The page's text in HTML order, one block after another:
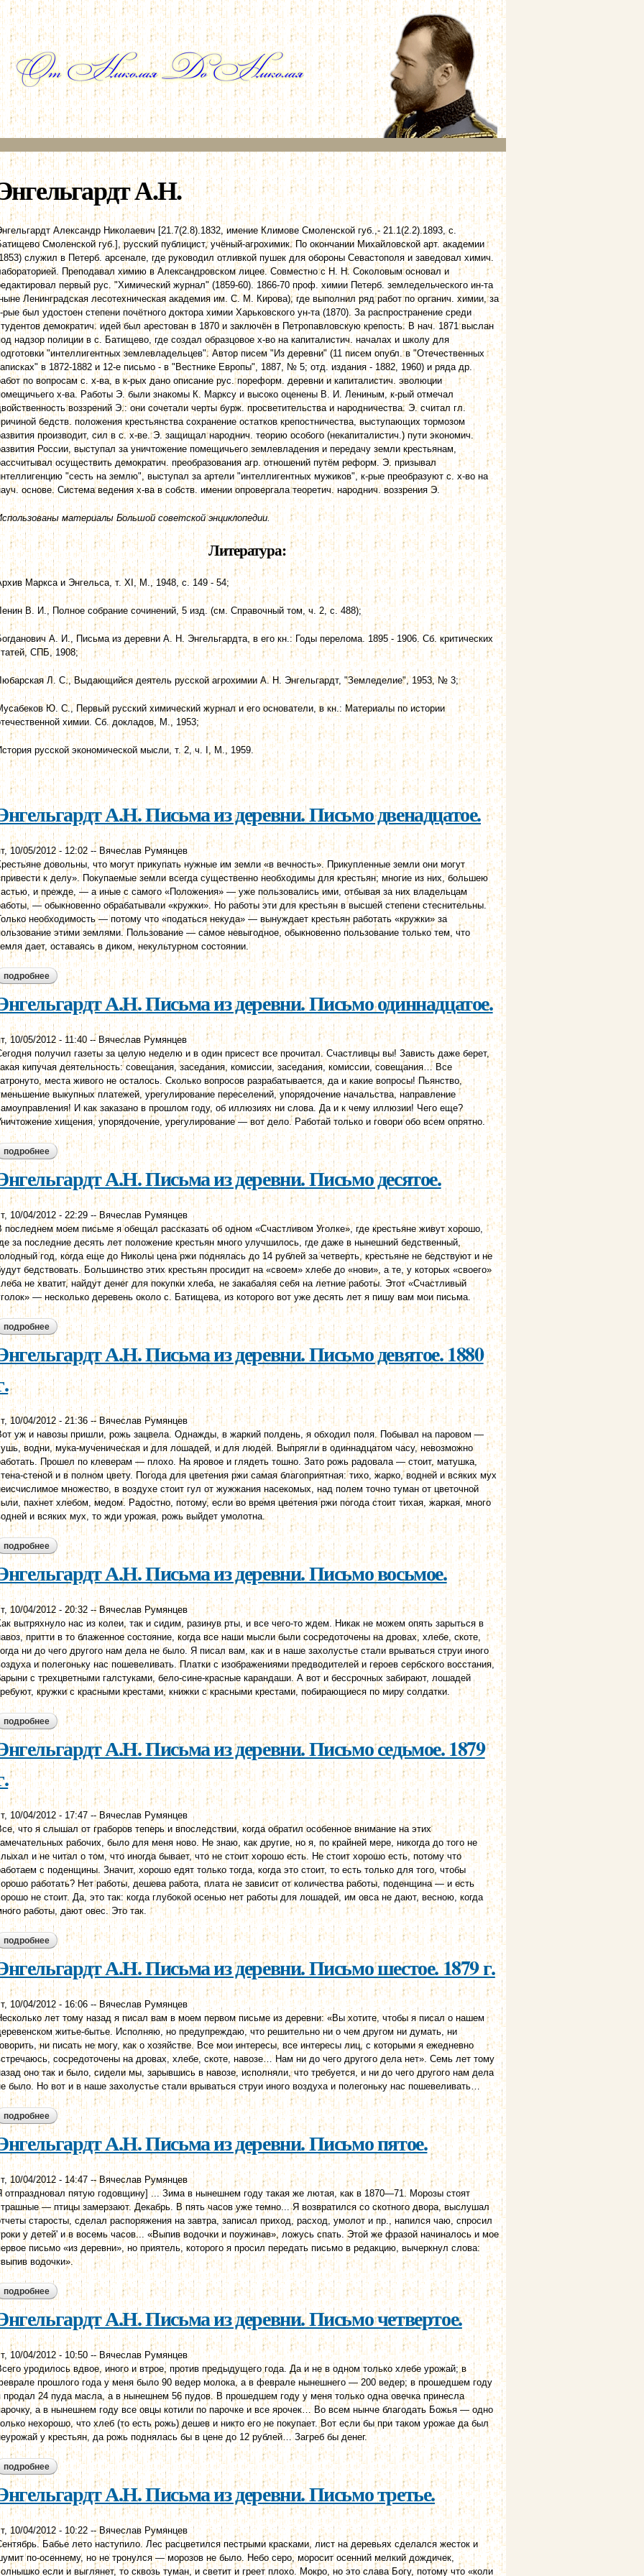
Перейти к
основному
содержанию
А.Н.
Александр Николаевич [21.7(2.8).1832, имение Климове Смоленской губ.,- 21.1(2.2).1893, с.
Смоленской губ.], русский публицист, учёный-агрохимик. По окончании Михайловской арт. академии
служил в Петерб. арсенале, где руководил отливкой пушек для обороны Севастополя и заведовал химич.
Преподавал химию в Александровском лицее. Совместно с Н. Н. Соколовым основал и
первый рус. "Химический журнал" (1859-60). 1866-70 проф. химии Петерб. земледельческого ин-та
Ленинградская лесотехническая академия им. С. М. Кирова), где выполнил ряд работ по органич. химии, за
рые был удостоен степени почётного доктора химии Харьковского ун-та (1870). За распространение среди
демократич. идей был арестован в 1870 и заключён в Петропавловскую крепость. В нач. 1871 выслан
надзор полиции в с. Батищево, где создал образцовое х-во на капиталистич. началах и школу для
"интеллигентных землевладельцев". Автор писем "Из деревни" (11 писем опубл. в "Отечественных
в 1872-1882 и 12-е письмо - в "Вестнике Европы", 1887, № 5; отд. издания - 1882, 1960) и ряда др.
по вопросам с. х-ва, в к-рых дано описание рус. пореформ. деревни и капиталистич. эволюции
х-ва. Работы Э. были знакомы К. Марксу и высоко оценены В. И. Лениным, к-рый отмечал
воззрений Э.: они сочетали черты бурж. просветительства и народничества. Э. считал гл.
бедств. положения крестьянства сохранение остатков крепостничества, выступающих тормозом
производит, сил в с. х-ве. Э. защищал народнич. теорию особого (некапиталистич.) пути экономич.
России, выступал за уничтожение помещичьего землевладения и передачу земли крестьянам,
осуществить демократич. преобразования агр. отношений путём реформ. Э. призывал
"сесть на землю", выступал за артели "интеллигентных мужиков", к-рые преобразуют с. х-во на
основе. Система ведения х-ва в собств. имении опровергала теоретич. народнич. воззрения Э.
материалы Большой советской энциклопедии.
Литература:
Маркса и Энгельса, т. XI, М., 1948, с. 149 - 54;
В. И., Полное собрание сочинений, 5 изд. (см. Справочный том, ч. 2, с. 488);
А. И., Письма из деревни А. Н. Энгельгардта, в его кн.: Годы перелома. 1895 - 1906. Сб. критических
СПБ, 1908;
Л. С., Выдающийся деятель русской агрохимии А. Н. Энгельгардт, "Земледелие", 1953, № 3;
Ю. С., Первый русский химический журнал и его основатели, в кн.: Материалы по истории
химии. Сб. докладов, М., 1953;
русской экономической мысли, т. 2, ч. I, M., 1959.
А.Н. Письма из деревни. Письмо двенадцатое.
10/05/2012 - 12:02 --Вячеслав Румянцев
довольны, что могут прикупать нужные им земли «в вечность». Прикупленные земли они могут
к делу». Покупаемые земли всегда существенно необходимы для крестьян; многие из них, боль­шею
и прежде, — а иные с самого «Положения» — уже пользовались ими, отбывая за них владельцам
— обыкновенно обрабатывали «кружки». Но работы эти для крестьян в высшей степени стеснительны.
необходимость — потому что «податься некуда» — вынуждает крестьян работать «кружки» за
этими землями. Пользование — самое невыгодное, обыкновенно пользование только тем, что
дает, оставаясь в диком, некультурном состоянии.
подробнее о энгельгардт а.н. письма из деревни. письмо двенадцатое.
А.Н. Письма из деревни. Письмо одиннадцатое.
10/05/2012 - 11:40 --Вячеслав Румянцев
получил газеты за целую неделю и в один присест все прочитал. Счастливцы вы! Зависть даже берет,
кипучая деятельность: совещания, заседания, комиссии, заседания, комиссии, совещания… Все
места живого не осталось. Сколько вопросов разрабатывается, да и какие вопросы! Пьянство,
выкупных платежей, урегулирование переселений, упорядочение начальства, направление
И как заказано в прошлом году, об иллюзиях ни слова. Да и к чему иллюзии! Чего еще?
хищения, упорядочение, урегулирование — вот дело. Работай только и говори обо всем опрятно.
подробнее о энгельгардт а.н. письма из деревни. письмо одиннадцатое.
А.Н. Письма из деревни. Письмо десятое.
10/04/2012 - 22:29--Вячеслав Румянцев
последнем моем письме я обещал рассказать об одном «Счастливом Уголке», где крестьяне живут хорошо,
за последние десять лет положение крестьян много улучшилось, где даже в нынешний бедственный,
год, когда еще до Николы цена ржи поднялась до 14 рублей за четверть, крестьяне не бедствуют и не
бедствовать. Большинство этих крестьян просидит на «своем» хлебе до «нови», а те, у которых «своего»
не хватит, найдут денег для покупки хлеба, не закабаляя себя на летние работы. Этот «Счастливый
— несколько деревень около с. Батищева, из которого вот уже десять лет я пишу вам мои письма.
подробнее о энгельгардт а.н. письма из деревни. письмо десятое.
А.Н. Письма из деревни. Письмо девятое. 1880
10/04/2012 - 21:36 --Вячеслав Румянцев
уж и навозы пришли, рожь зацвела. Однажды, в жаркий полдень, я обходил поля. Побывал на паровом —
водни, мука-мученическая и для лошадей, и для людей. Выпрягли в одиннадцатом часу, невозможно
Прошел по клеверам — плохо. На яровое и глядеть тошно. Зато рожь радовала — стоит, матушка,
стеной и в полном цвету. Погода для цветения ржи самая благоприятная: тихо, жарко, водней и всяких мух
множество, в воздухе стоит гул от жужжания насекомых, над полем точно туман от цветочной
пахнет хлебом, медом. Радостно, потому, если во время цветения ржи погода стоит тихая, жаркая, много
и всяких мух, то жди урожая, рожь выйдет умолотна.
подробнее о энгельгардт а.н. письма из деревни. письмо девятое. 1880 г.
А.Н. Письма из деревни. Письмо восьмое.
10/04/2012 - 20:32 --Вячеслав Румянцев
вытряхнуло нас из колеи, так и сидим, разинув рты, и все чего-то ждем. Никак не можем опять зарыться в
притти в то блаженное состояние, когда все наши мысли были сосредоточены на дровах, хлебе, скоте,
ни до чего другого нам дела не было. Я писал вам, как и в наше захолустье стали врываться струи иного
и полегоньку нас пошевеливать. Платки с изображениями предводителей и героев сербского восстания,
с трехцветными галстуками, бело-сине-красные карандаши. А вот и бессрочных забирают, лошадей
кружки с красными крестами, книжки с красными крестами, побирающиеся по миру солдатки.
подробнее о энгельгардт а.н. письма из деревни. письмо восьмое.
А.Н. Письма из деревни. Письмо седьмое. 1879
10/04/2012 - 17:47--Вячеслав Румянцев
что я слышал от граборов теперь и впоследствии, когда обратил особенное внимание на этих
рабочих, было для меня ново. Не знаю, как другие, но я, по крайней мере, никогда до того не
и не читал о том, что иногда бывает, что не стоит хорошо есть. Не стоит хорошо есть, потому что
с поденщины. Значит, хорошо едят только тогда, когда это стоит, то есть только для того, чтобы
работать? Нет работы, дешева работа, плата не зависит от количества работы, поденщина — и есть
не стоит. Да, это так: когда глубокой осенью нет работы для лошадей, им овса не дают, весною, когда
ра­боты, дают овес. Это так.
подробнее о энгельгардт а.н. письма из деревни. письмо седьмое. 1879 г.
А.Н. Письма из деревни. Письмо шестое. 1879 г.
10/04/2012 - 16:06--Вячеслав Румянцев
лет тому назад я писал вам в моем первом письме из деревни: «Вы хотите, чтобы я писал о нашем
житье-бытье. Исполняю, но предупреждаю, что решительно ни о чем другом ни думать, ни
ни писать не могу, как о хозяйстве. Все мои интересы, все интересы лиц, с которыми я ежедневно
сосредоточены на дровах, хлебе, скоте, навозе… Нам ни до чего другого дела нет». Семь лет тому
оно так и было, сидели мы, зарывшись в навозе, исполняли, что требуется, и ни до чего другого нам дела
было. Но вот и в наше захолустье стали врываться струи иного воздуха и полегоньку нас пошевеливать…
подробнее о энгельгардт а.н. письма из деревни. письмо шестое. 1879 г.
А.Н. Письма из деревни. Письмо пятое.
10/04/2012 - 14:47 --Вячеслав Румянцев
отпраздновал пятую годовщину] ... Зима в нынешнем году такая же лютая, как в 1870—71. Морозы стоят
— птицы замерзают. Декабрь. В пять часов уже темно... Я возвратился со скотного двора, выслушал
старосты, сделал распоряжения на завтра, записал приход, расход, умолот и пр., напился чаю, спросил
у детей' и в восемь часов... «Выпив водочки и поужинав», ложусь спать. Этой же фразой начина­лось и мое
письмо «из деревни», но приятель, которого я просил передать письмо в редакцию, вычеркнул слова:
водочки».
подробнее о энгельгардт а.н. письма из деревни. письмо пятое.
А.Н. Письма из деревни. Письмо четвертое.
10/04/2012 - 10:50-- Вячеслав Румянцев
уродилось вдвое, иного и втрое, против предыдущего года. Да и не в одном только хлебе урожай; в
прошлого года у меня было 90 ведер молока, а в феврале нынешнего — 200 ведер; в прошедшем году
продал 24 пуда масла, а в нынешнем 56 пудов. В прошедшем году у меня только одна овечка принесла
а в нынешнем году все овцы котили по парочке и все ярочек… Во всем нынче благодать Божья — одно
нехорошо, что хлеб (то есть рожь) дешев и никто его не покупает. Вот если бы при таком урожае да был
у крестьян, да рожь поднялась бы в цене до 12 рублей… Загреб бы денег.
подробнее о энгельгардт а.н. письма из деревни. письмо четвертое.
А.Н. Письма из деревни. Письмо третье.
10/04/2012 - 10:22--Вячеслав Румянцев
Бабье лето наступило. Лес расцветился пестрыми красками, лист на деревьях сделался жесток и
по-осеннему, но не тронулся — морозов не было. Небо серо, моросит осенний мелкий дождичек,
если и выглянет, то сквозь туман, и светит и греет плохо. Мокро, но это слава Богу, потому что «коли